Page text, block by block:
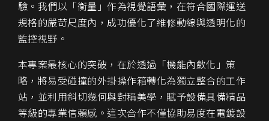
驗。我們以「衡量」作為視覺語彙，在符合國際運送
規格的嚴苛尺度內，成功優化了維修動線與透明化的
監控視野。
本專案最核心的突破，在於透過「機能內斂化」策
略，將易受碰撞的外掛操作箱轉化為獨立整合的工作
站，並利用斜切幾何與對稱美學，賦予設備具備精品
等級的專業信賴感。這次合作不僅協助易度在電鍍設